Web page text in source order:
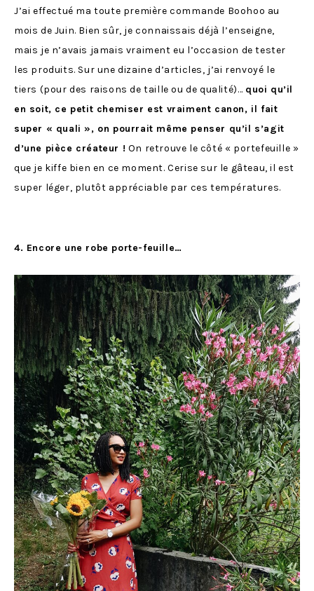
J’ai effectué ma toute première commande Boohoo au
mois de Juin. Bien sûr, je connaissais déjà l’enseigne,
mais je n’avais jamais vraiment eu l’occasion de tester
les produits. Sur une dizaine d’articles, j’ai renvoyé le
tiers (pour des raisons de taille ou de qualité)… quoi qu’il
en soit, ce petit chemiser est vraiment canon, il fait
super « quali », on pourrait même penser qu’il s’agit
d’une pièce créateur ! On retrouve le côté « portefeuille »
que je kiffe bien en ce moment. Cerise sur le gâteau, il est
super léger, plutôt appréciable par ces températures.
4. Encore une robe porte-feuille…